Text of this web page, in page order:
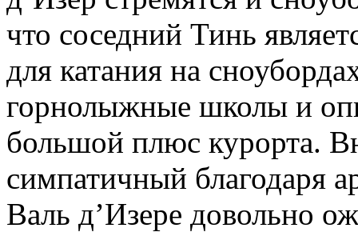
что соседний Тинь
для катания на
горнолыжные школы и
большой плюс курорта.
симпатичный благодаря
Валь д’Изере довольно